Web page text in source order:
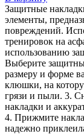
Защитные
элементы,
повреждений.
тренировок на
использованию
Выберите
размеру и форме
клюшки, на
грязи и пыли. 3.
накладки и
4. Прижмите
надежно